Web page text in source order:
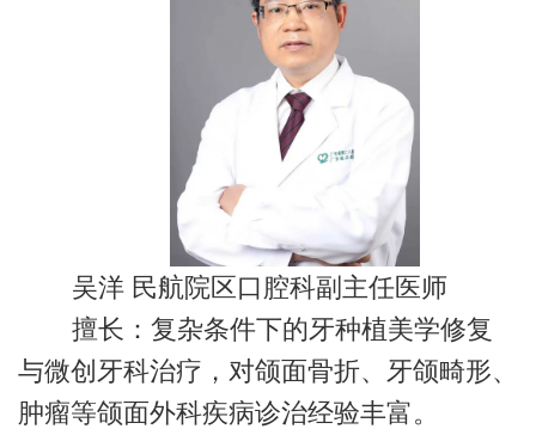
吴洋 民航院区口腔科副主任医师
擅长：复杂条件下的牙种植美学修复
与微创牙科治疗，对颌面骨折、牙颌畸形、
肿瘤等颌面外科疾病诊治经验丰富。